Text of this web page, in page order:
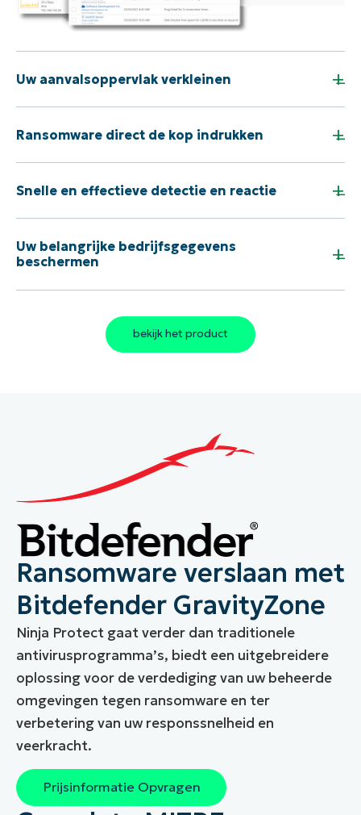
Uw aanvalsoppervlak verkleinen +
Ransomware direct de kop indrukken +
Snelle en effectieve detectie en reactie +
Uw belangrijke bedrijfsgegevens
beschermen
+
bekijk het product
Ransomware verslaan met
Bitdefender GravityZone
Ninja Protect gaat verder dan traditionele
antivirusprogramma’s, biedt een uitgebreidere
oplossing voor de verdediging van uw beheerde
omgevingen tegen ransomware en ter
verbetering van uw responssnelheid en
veerkracht.
Prijsinformatie Opvragen